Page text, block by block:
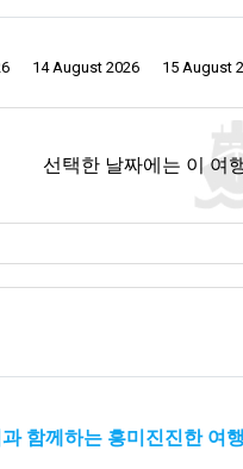
14 August 2026 15 August
선택한 날짜에는 이 여
함께하는 흥미진진한 여